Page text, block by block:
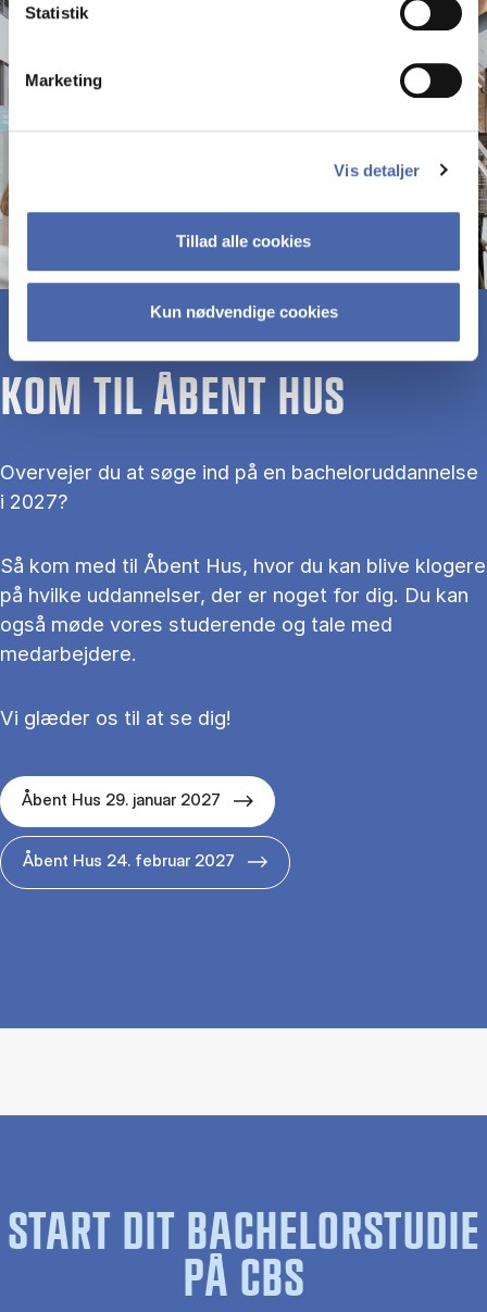
Statistik
Marketing
Vis detaljer
Tillad alle cookies
Kun nødvendige cookies
KOM TIL ÅBENT HUS
Overvejer du at søge ind på en bacheloruddannelse
i 2027?
Så kom med til Åbent Hus, hvor du kan blive klogere
på hvilke uddannelser, der er noget for dig. Du kan
også møde vores studerende og tale med
medarbejdere.
Vi glæder os til at se dig!
Åbent Hus 29. januar 2027
Åbent Hus 24. februar 2027
START DIT BACHELORSTUDIE
PÅ CBS